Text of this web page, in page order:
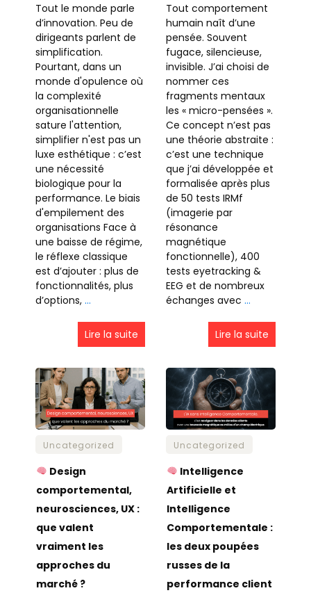
Tout le monde parle
d’innovation. Peu de
dirigeants parlent de
simplification.
Pourtant, dans un
monde d'opulence où
la complexité
organisationnelle
sature l'attention,
simplifier n'est pas un
luxe esthétique : c’est
une nécessité
biologique pour la
performance. Le biais
d'empilement des
organisations Face à
une baisse de régime,
le réflexe classique
est d’ajouter : plus de
fonctionnalités, plus
d’options, …
Lire la suite
Tout comportement
humain naît d’une
pensée. Souvent
fugace, silencieuse,
invisible. J’ai choisi de
nommer ces
fragments mentaux
les « micro-pensées ».
Ce concept n’est pas
une théorie abstraite :
c’est une technique
que j’ai développée et
formalisée après plus
de 50 tests IRMf
(imagerie par
résonance
magnétique
fonctionnelle), 400
tests eyetracking &
EEG et de nombreux
échanges avec …
Lire la suite
Uncategorized
Design
comportemental,
neurosciences, UX :
que valent
vraiment les
approches du
marché ?
Uncategorized
Intelligence
Artificielle et
Intelligence
Comportementale :
les deux poupées
russes de la
performance client